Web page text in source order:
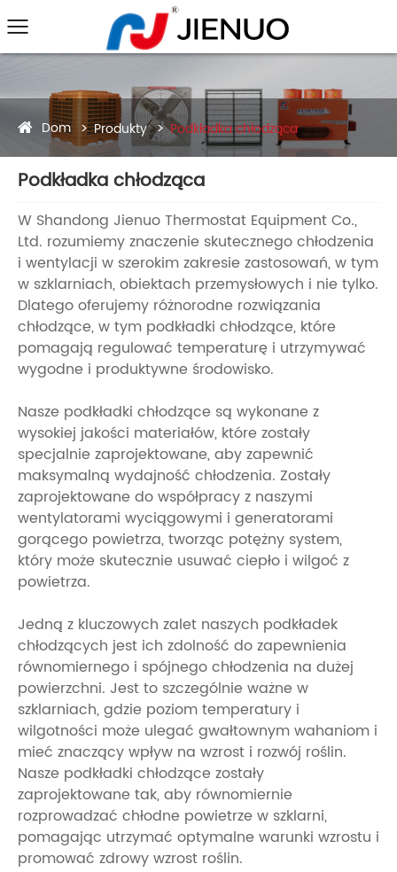
Dom Produkty Podkładka chłodząca
Podkładka chłodząca
W Shandong Jienuo Thermostat Equipment Co.,
Ltd. rozumiemy znaczenie skutecznego chłodzenia
i wentylacji w szerokim zakresie zastosowań, w tym
w szklarniach, obiektach przemysłowych i nie tylko.
Dlatego oferujemy różnorodne rozwiązania
chłodzące, w tym podkładki chłodzące, które
pomagają regulować temperaturę i utrzymywać
wygodne i produktywne środowisko.
Nasze podkładki chłodzące są wykonane z
wysokiej jakości materiałów, które zostały
specjalnie zaprojektowane, aby zapewnić
maksymalną wydajność chłodzenia. Zostały
zaprojektowane do współpracy z naszymi
wentylatorami wyciągowymi i generatorami
gorącego powietrza, tworząc potężny system,
który może skutecznie usuwać ciepło i wilgoć z
powietrza.
Jedną z kluczowych zalet naszych podkładek
chłodzących jest ich zdolność do zapewnienia
równomiernego i spójnego chłodzenia na dużej
powierzchni. Jest to szczególnie ważne w
szklarniach, gdzie poziom temperatury i
wilgotności może ulegać gwałtownym wahaniom i
mieć znaczący wpływ na wzrost i rozwój roślin.
Nasze podkładki chłodzące zostały
zaprojektowane tak, aby równomiernie
rozprowadzać chłodne powietrze w szklarni,
pomagając utrzymać optymalne warunki wzrostu i
promować zdrowy wzrost roślin.